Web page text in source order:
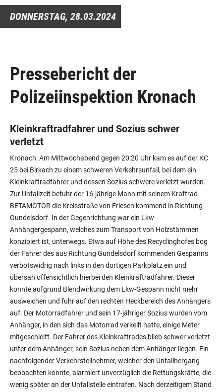
DONNERSTAG, 28.03.2024
Pressebericht der
Polizeiinspektion Kronach
Kleinkraftradfahrer und Sozius schwer
verletzt
Kronach: Am Mittwochabend gegen 20:20 Uhr kam es auf der KC
25 bei Birkach zu einem schweren Verkehrsunfall, bei dem ein
Kleinkraftradfahrer und dessen Sozius schwere verletzt wurden.
Zur Unfallzeit befuhr der 16-jährige Mann mit seinem Kraftrad
BETAMOTOR die Kreisstraße von Friesen kommend in Richtung
Gundelsdorf. In der Gegenrichtung war ein Lkw-
Anhängergespann, welches zum Transport von Holzstämmen
konzipiert ist, unterwegs. Etwa auf Höhe des Recyclinghofes bog
der Fahrer des aus Richtung Gundelsdorf kommenden Gespanns
verbotswidrig nach links in den dortigen Parkplatz ein und
übersah offensichtlich hierbei den Kleinkraftradfahrer. Dieser
konnte aufgrund Blendwirkung dem Lkw-Gespann nicht mehr
ausweichen und fuhr auf den rechten Heckbereich des Anhängers
auf. Der Motorradfahrer und sein 17-jähriger Sozius wurden vom
Anhänger, in den sich das Motorrad verkeilt hatte, einige Meter
mitgeschleift. Der Fahrer des Kleinkraftrades blieb schwer verletzt
unter dem Anhänger, sein Sozius neben dem Anhänger liegen. Ein
nachfolgender Verkehrsteilnehmer, welcher den Unfallhergang
beobachten konnte, alarmiert unverzüglich die Rettungskräfte, die
wenig später an der Unfallstelle eintrafen. Nach derzeitigem Stand